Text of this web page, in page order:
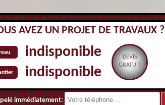
AVEZ UN PROJET DE TRAVAUX ?
indisponible
indisponible
DEVIS
GRATUIT
immédiatement: